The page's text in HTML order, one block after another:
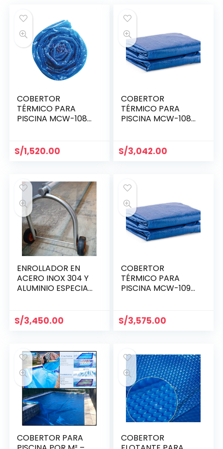
COBERTOR
TÉRMICO PARA
PISCINA MCW-1082
S/1,520.00
COBERTOR
TÉRMICO PARA
PISCINA MCW-1089
S/3,042.00
ENROLLADOR EN
ACERO INOX 304 Y
ALUMINIO ESPECIAL
PISCINA
PRODUCTO
S/3,450.00
COBERTOR
TÉRMICO PARA
PISCINA MCW-1096
S/3,575.00
COBERTOR PARA
COBERTOR